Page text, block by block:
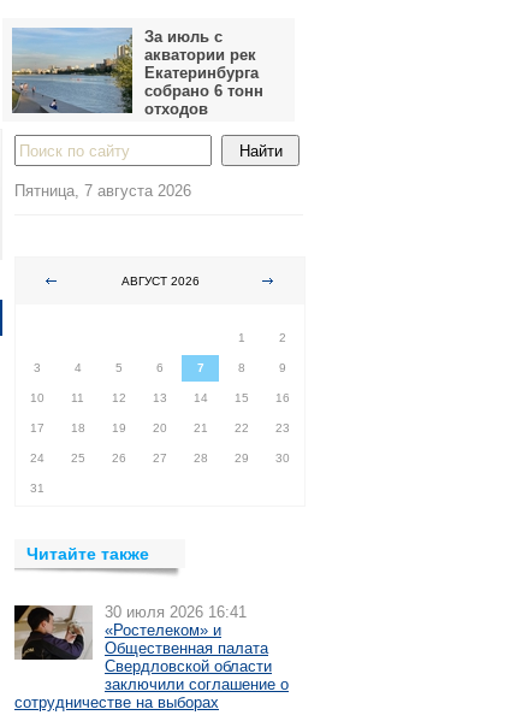
За июль с
акватории рек
Екатеринбурга
собрано 6 тонн
отходов
Пятница, 7 августа 2026
АВГУСТ 2026
1
2
3 4 5 6 7 8 9
10 11 12 13 14 15 16
17 18 19 20 21 22 23
24 25 26 27 28 29 30
31
Читайте также
30 июля 2026 16:41
«Ростелеком» и
Общественная палата
Свердловской области
заключили соглашение о
сотрудничестве на выборах